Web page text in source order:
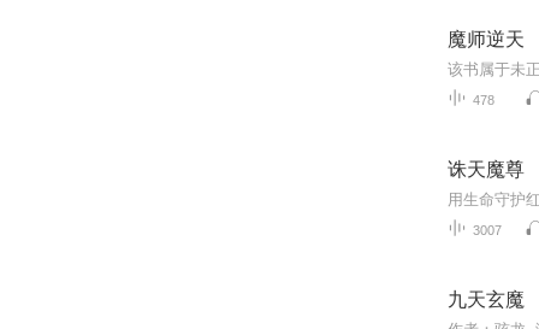
魔师逆天
478
诛天魔尊
3007
九天玄魔